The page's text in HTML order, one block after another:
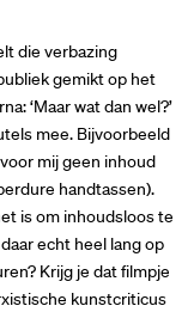
die verbazing
gemikt op het
‘Maar wat dan wel?’
mee. Bijvoorbeeld
mij geen inhoud
handtassen).
is om inhoudsloos te
echt heel lang op
Krijg je dat filmpje
kunstcriticus